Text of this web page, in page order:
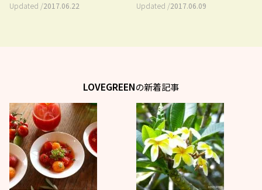
Updated /2017.06.22 Updated /2017.06.09
LOVEGREENの新着記事